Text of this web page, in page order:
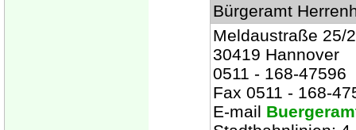
Bürgeramt
Meldaustraße 25/
30419 Hannover
0511 - 168-47596
Fax 0511 - 168-
E-mail